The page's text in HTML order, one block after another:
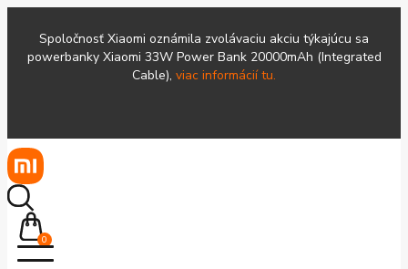
Spoločnosť Xiaomi oznámila zvolávaciu akciu týkajúcu sa
powerbanky Xiaomi 33W Power Bank 20000mAh (Integrated
Cable), viac informácií tu.
0